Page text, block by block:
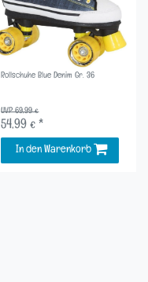
Rollschuhe Blue Denim Gr. 36
UVP 69,99 €
54,99 € *
In den Warenkorb